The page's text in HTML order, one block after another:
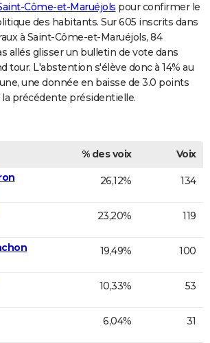
Côme-et-Maruéjols pour confirmer le
des habitants. Sur 605 inscrits dans
à Saint-Côme-et-Maruéjols, 84
allés glisser un bulletin de vote dans
tour. L'abstention s'élève donc à 14% au
une donnée en baisse de 3.0 points
précédente présidentielle.
% des voix
Voix
26,12% 134
23,20% 119
19,49% 100
10,33% 53
6,04% 31